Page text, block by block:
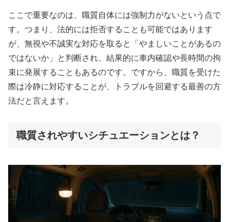
ここで重要なのは、職質自体には強制力がないという点で
す。つまり、法的には拒否することも可能ではあります
が、無視や不誠実な対応を取ると「やましいことがあるの
ではないか」と判断され、結果的に車内確認や長時間の拘
束に発展することもあるのです。ですから、職質を受けた
際は冷静に対応することが、トラブルを回避する最善の方
法だと言えます。
職質されやすいシチュエーションとは？